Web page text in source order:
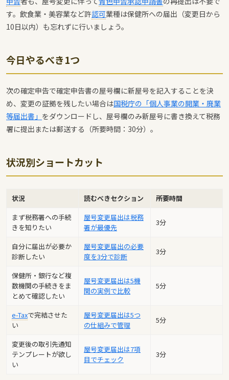
す。飲食業・美容業など許認可業種は保健所への届出（変更日から
10日以内）も忘れずに行いましょう。
今日やるべき1つ
次の確定申告で確定申告書の屋号欄に新屋号を記入することを決
め、変更の証拠を残したい場合は国税庁の「個人事業の開業・廃業
等届出書」 をダウンロードし、屋号欄のみ新屋号に書き換えて税務
署に提出または郵送する（所要時間：30分）。
状況別ショートカット
状況 読むべきセクション
所要時間
まず税務署への手続
きを知りたい
屋号変更届出は税務
署が最優先
3分
自分に届出が必要か
診断したい
屋号変更届出の必要
度を3分で診断
3分
保健所・銀行など複
数機関の手続きをま
とめて確認したい
屋号変更届出は5機
関の実例で比較
5分
e-Taxで完結させた
い
屋号変更届出は5つ
の仕組みで管理
5分
変更後の取引先通知
テンプレートが欲し
い
屋号変更届出は7項
目でチェック
3分